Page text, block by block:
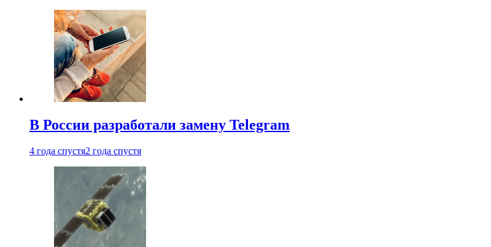
В России разработали замену Telegram
4 года спустя2 года спустя